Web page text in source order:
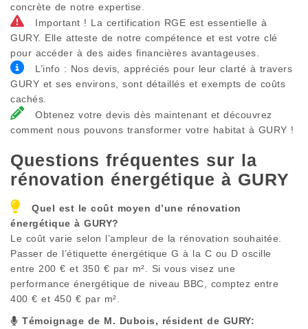
concrète de notre expertise.
Important ! La certification RGE est essentielle à
GURY. Elle atteste de notre compétence et est votre clé
pour accéder à des aides financières avantageuses.
L’info : Nos devis, appréciés pour leur clarté à travers
GURY et ses environs, sont détaillés et exempts de coûts
cachés.
Obtenez votre devis dès maintenant et découvrez
comment nous pouvons transformer votre habitat à GURY !
Questions fréquentes sur la
rénovation énergétique à GURY
Quel est le coût moyen d’une rénovation
énergétique à GURY?
Le coût varie selon l’ampleur de la rénovation souhaitée.
Passer de l’étiquette énergétique G à la C ou D oscille
entre 200 € et 350 € par m². Si vous visez une
performance énergétique de niveau BBC, comptez entre
400 € et 450 € par m².
Témoignage de M. Dubois, résident de GURY: